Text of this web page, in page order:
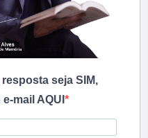
seja SIM,
mail AQUI